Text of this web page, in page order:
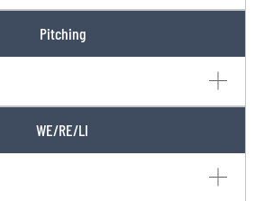
Pitching
WE/RE/LI